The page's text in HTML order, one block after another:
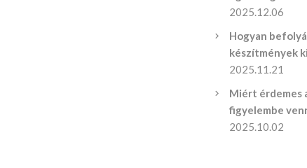
2025.12.06
Hogyan
készítmények
2025.11.21
Miért érdemes
figyelembe
2025.10.02